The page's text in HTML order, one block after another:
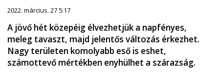
2022. március. 27 5:17
A jövő hét közepéig élvezhetjük a napfényes,
meleg tavaszt, majd jelentős változás érkezhet.
Nagy területen komolyabb eső is eshet,
számottevő mértékben enyhülhet a szárazság.